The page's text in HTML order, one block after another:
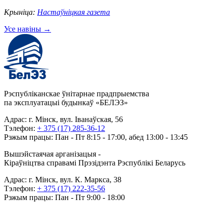
Крыніца: Настаўнiцкая газета
Усе навіны →
Рэспубліканскае ўнітарнае прадпрыемства
па эксплуатацыі будынкаў «БЕЛЭЗ»
Адрас: г. Мінск, вул. Іванаўская, 56
Тэлефон: + 375 (17) 285-36-12
Рэжым працы: Пан - Пт 8:15 - 17:00, абед 13:00 - 13:45
Вышэйстаячая арганізацыя -
Кіраўніцтва справамі Прэзідэнта Рэспублікі Беларусь
Адрас: г. Мінск, вул. К. Маркса, 38
Тэлефон: + 375 (17) 222-35-56
Рэжым працы: Пан - Пт 9:00 - 18:00